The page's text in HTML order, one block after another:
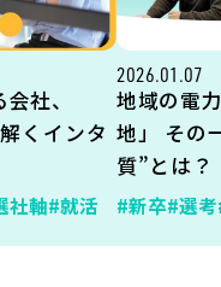
社、
くインタ
社軸#就活
2026.01.07
地域の電
地」 その
質”とは？
#新卒#選考